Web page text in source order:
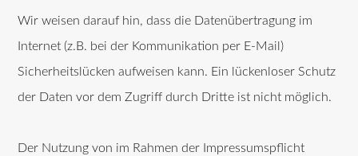
Wir weisen darauf hin, dass die Datenübertragung im
Internet (z.B. bei der Kommunikation per E-Mail)
Sicherheitslücken aufweisen kann. Ein lückenloser Schutz
der Daten vor dem Zugriff durch Dritte ist nicht möglich.
Der Nutzung von im Rahmen der Impressumspflicht